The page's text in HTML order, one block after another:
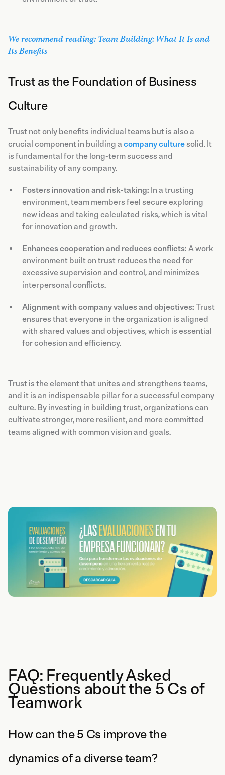
We recommend reading: Team Building: What It Is and
Its Benefits
Trust as the Foundation of Business
Culture
Trust not only benefits individual teams but is also a
crucial component in building a company culture solid. It
is fundamental for the long-term success and
sustainability of any company.
Fosters innovation and risk-taking: In a trusting
environment, team members feel secure exploring
new ideas and taking calculated risks, which is vital
for innovation and growth.
Enhances cooperation and reduces conflicts: A work
environment built on trust reduces the need for
excessive supervision and control, and minimizes
interpersonal conflicts.
Alignment with company values and objectives: Trust
ensures that everyone in the organization is aligned
with shared values and objectives, which is essential
for cohesion and efficiency.
Trust is the element that unites and strengthens teams,
and it is an indispensable pillar for a successful company
culture. By investing in building trust, organizations can
cultivate stronger, more resilient, and more committed
teams aligned with common vision and goals.
FAQ: Frequently Asked
Questions about the 5 Cs of
Teamwork
How can the 5 Cs improve the
dynamics of a diverse team?